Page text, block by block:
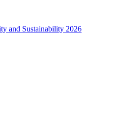
and Sustainability 2026